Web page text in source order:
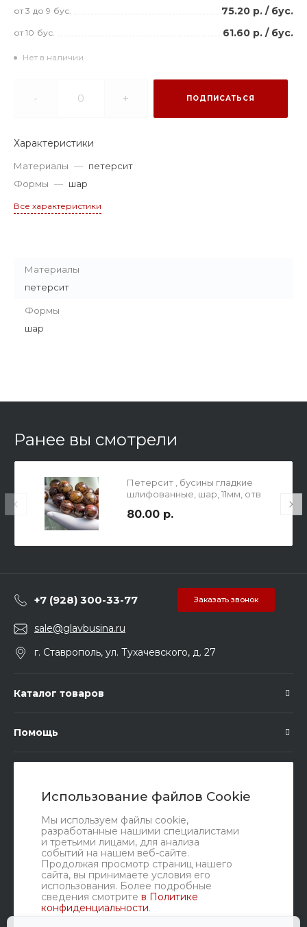
Использование файлов Cookie
Мы используем файлы cookie,
разработанные нашими специалистами
и третьими лицами, для анализа
событий на нашем веб-сайте.
Продолжая просмотр страниц нашего
сайта, вы принимаете условия его
использования. Более подробные
сведения смотрите в Политике
конфиденциальности.
от 3 до 9 бус. 75.20 р. / бус.
от 10 бус. 61.60 р. / бус.
Нет в наличии
- + ПОДПИСАТЬСЯ
Характеристики
Материалы — петерсит
Формы — шар
Все характеристики
Материалы
петерсит
Формы
шар
Ранее вы смотрели
Петерсит , бусины гладкие
шлифованные, шар, 11мм, отв
80.00 р.
+7 (928) 300-33-77 Заказать звонок
sale@glavbusina.ru
г. Ставрополь, ул. Тухачевского, д. 27
Каталог товаров
Помощь
Мы в соц. сетях